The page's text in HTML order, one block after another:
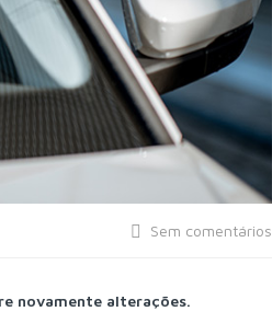
Sem comentários
novamente alterações.